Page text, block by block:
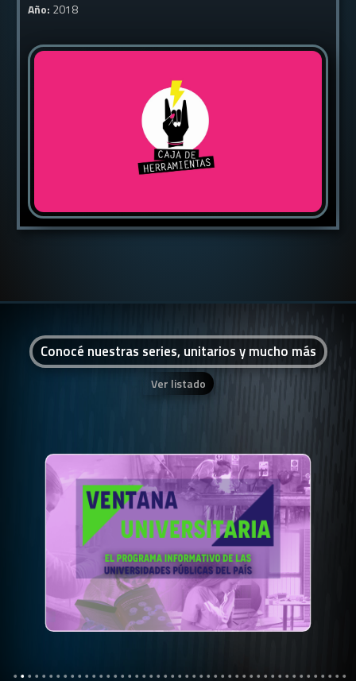
Año: 2018
Conocé nuestras series, unitarios y mucho más
Ver listado